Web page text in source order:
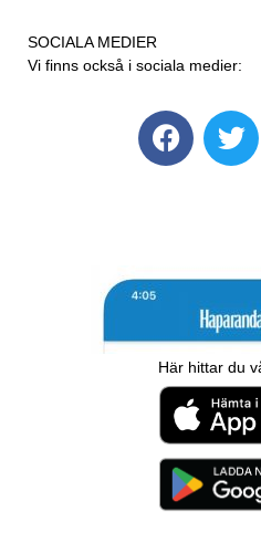
SOCIALA MEDIER
Vi finns också i sociala medier:
Här hittar du